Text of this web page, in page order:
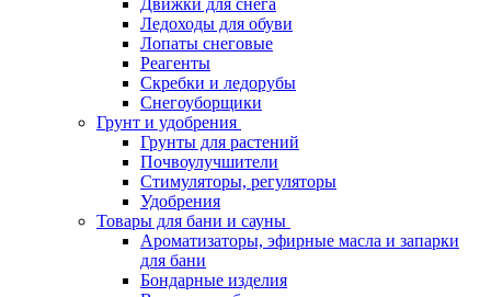
Ледоходы для обуви
Лопаты снеговые
Реагенты
Скребки и ледорубы
Снегоуборщики
Грунт и удобрения
Грунты для растений
Почвоулучшители
Стимуляторы, регуляторы
Удобрения
Товары для бани и сауны
Ароматизаторы, эфирные масла и запарки
для бани
Бондарные изделия